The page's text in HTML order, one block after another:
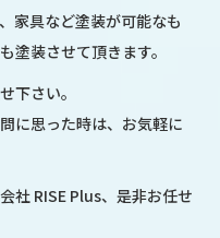
家具など塗装が可能なも
塗装させて頂きます。
下さい。
に思った時は、お気軽に
社 RISE Plus、是非お任せ